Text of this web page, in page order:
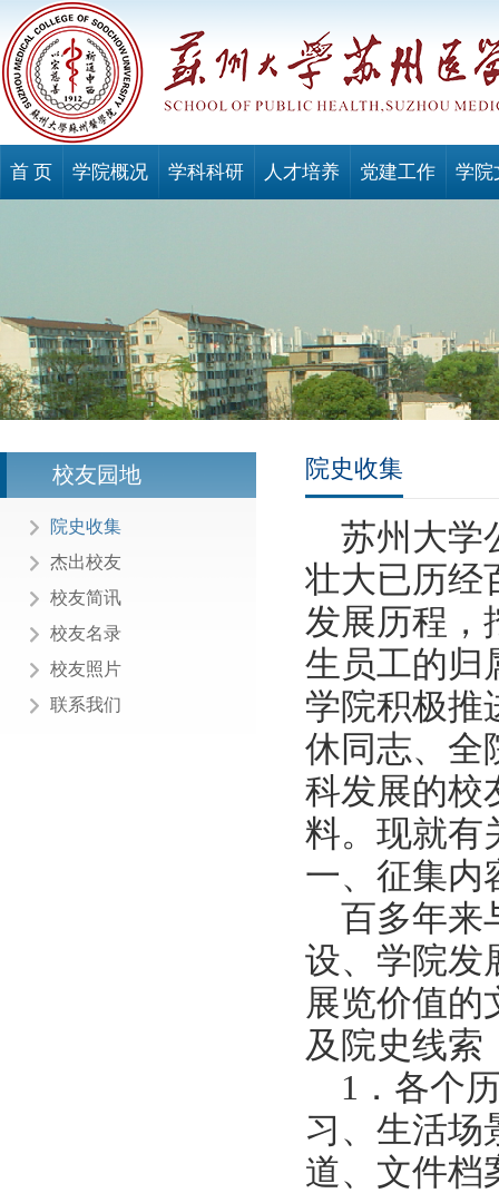
首 页 学院概况 学科科研 人才培养 党建工作 学院
校友园地
院史收集
杰出校友
校友简讯
校友名录
校友照片
联系我们
院史收集
苏州大学
壮大已历经
发展历程，
生员工的归
学院积极推
休同志、全
科发展的校
料。现就有
一、征集内
百多年来
设、学院发
展览价值的
及院史线索
1．各个
习、生活场
道、文件档